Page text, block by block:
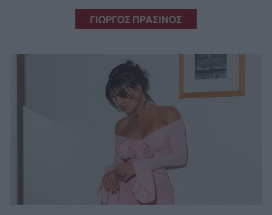
ΓΙΩΡΓΟΣ ΠΡΑΣΙΝΟΣ